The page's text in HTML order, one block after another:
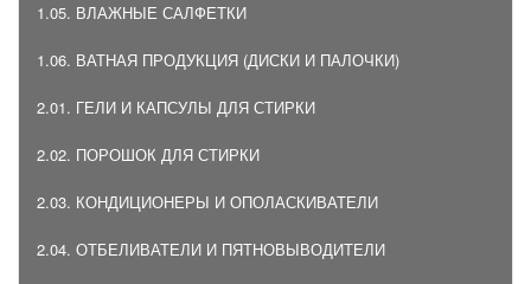
1.05. ВЛАЖНЫЕ САЛФЕТКИ
1.06. ВАТНАЯ ПРОДУКЦИЯ (ДИСКИ И ПАЛОЧКИ)
2.01. ГЕЛИ И КАПСУЛЫ ДЛЯ СТИРКИ
2.02. ПОРОШОК ДЛЯ СТИРКИ
2.03. КОНДИЦИОНЕРЫ И ОПОЛАСКИВАТЕЛИ
2.04. ОТБЕЛИВАТЕЛИ И ПЯТНОВЫВОДИТЕЛИ